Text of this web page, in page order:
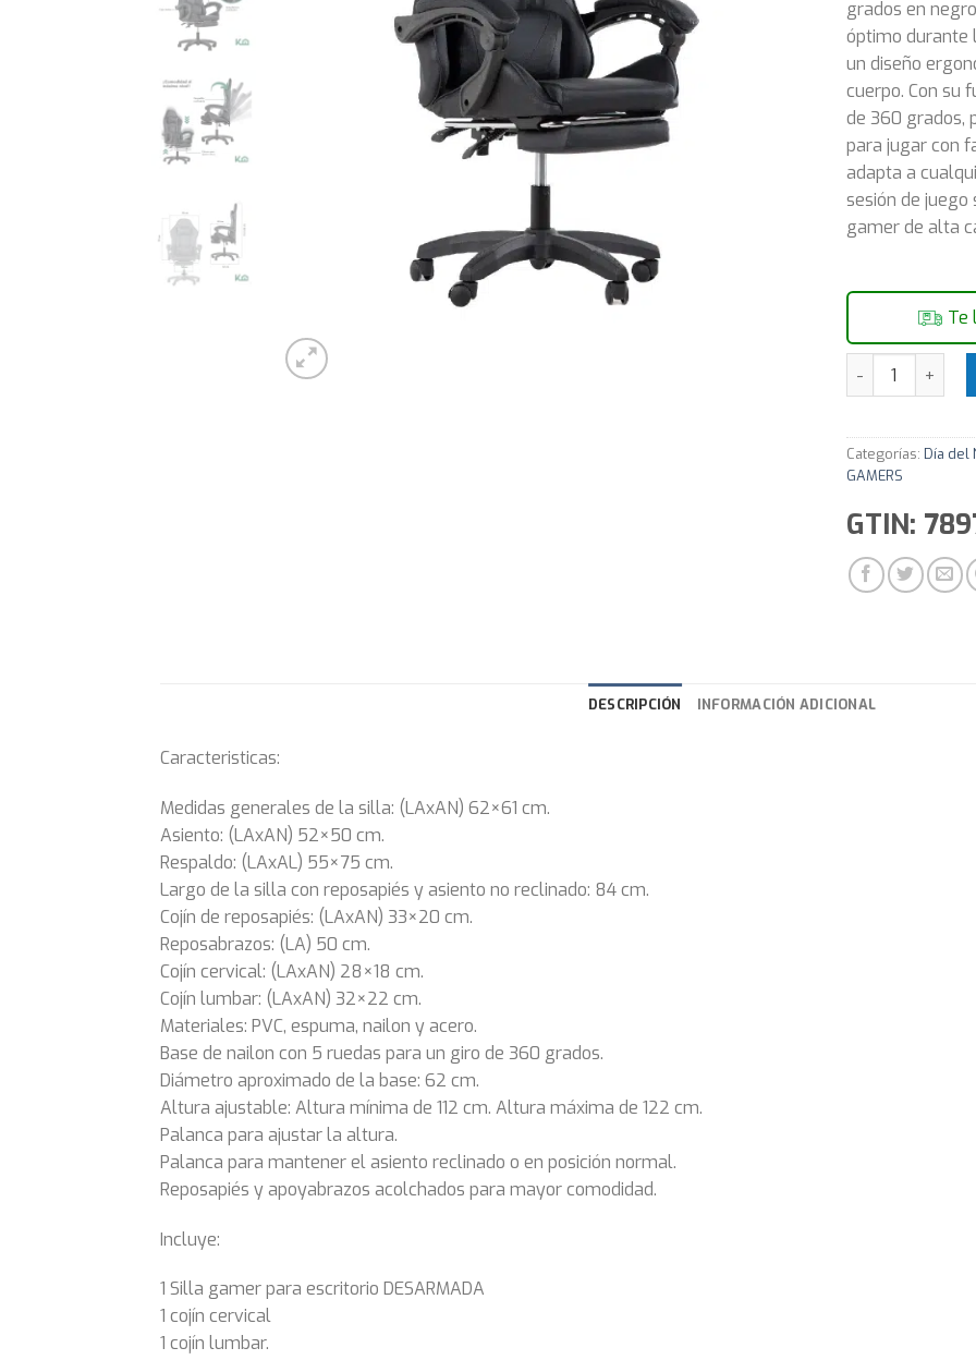
grados en
óptimo durante
un diseño
cuerpo. Con su
de 360 grados,
para jugar con
adapta a
sesión de
gamer de alta
Te
Silla Gamer
Categorías: Día del
GAMERS
GTIN:
DESCRIPCIÓN INFORMACIÓN ADICIONAL
Caracteristicas:
Medidas generales de la silla: (LAxAN) 62×61 cm.
Asiento: (LAxAN) 52×50 cm.
Respaldo: (LAxAL) 55×75 cm.
Largo de la silla con reposapiés y asiento no reclinado: 84 cm.
Cojín de reposapiés: (LAxAN) 33×20 cm.
Reposabrazos: (LA) 50 cm.
Cojín cervical: (LAxAN) 28×18 cm.
Cojín lumbar: (LAxAN) 32×22 cm.
Materiales: PVC, espuma, nailon y acero.
Base de nailon con 5 ruedas para un giro de 360 grados.
Diámetro aproximado de la base: 62 cm.
Altura ajustable: Altura mínima de 112 cm. Altura máxima de 122 cm.
Palanca para ajustar la altura.
Palanca para mantener el asiento reclinado o en posición normal.
Reposapiés y apoyabrazos acolchados para mayor comodidad.
Incluye:
1 Silla gamer para escritorio DESARMADA
1 cojín cervical
1 cojín lumbar.